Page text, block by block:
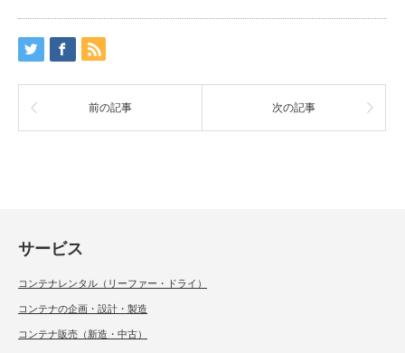
前の記事 次の記事
サービス
コンテナレンタル（リーファー・ドライ）
コンテナの企画・設計・製造
コンテナ販売（新造・中古）